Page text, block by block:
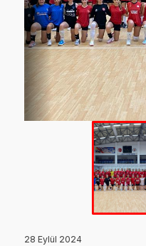
28 Eylül 2024